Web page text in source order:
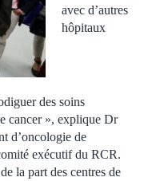
avec d’autres
hôpitaux
des soins
cancer », explique Dr
d’oncologie de
exécutif du RCR.
la part des centres de